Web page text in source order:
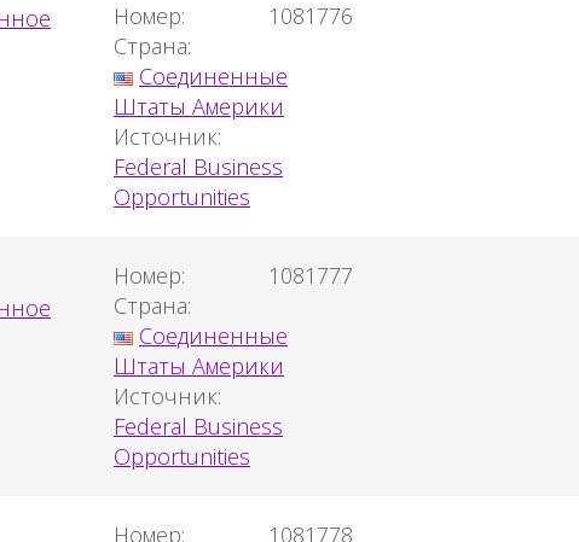
Номер:
1081776
Страна:
Соединенные
Штаты Америки
Источник:
Federal Business
Opportunities
Номер:
1081777
Страна:
Соединенные
Штаты Америки
Источник:
Federal Business
Opportunities
Номер:
1081778